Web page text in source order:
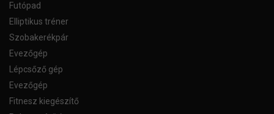
Futópad
Elliptikus tréner
Szobakerékpár
Evezőgép
Lépcsőző gép
Evezőgép
Fitnesz kiegészítő